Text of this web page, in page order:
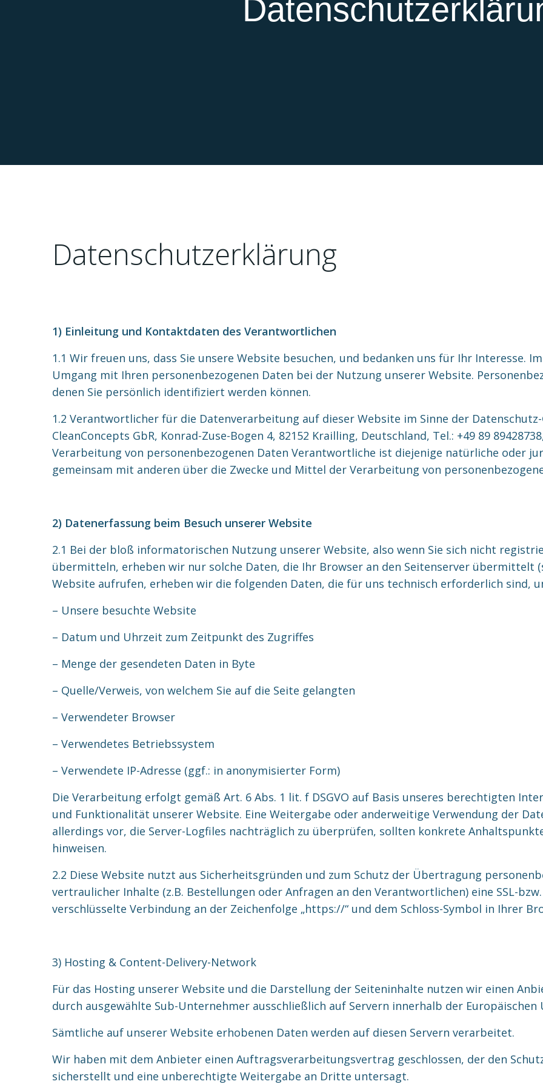
Datenschutzerklärung
1) Einleitung und Kontaktdaten des Verantwortlichen
1.1 Wir freuen uns, dass Sie unsere Website besuchen, und bedanken uns für Ihr Interesse.
Umgang mit Ihren personenbezogenen Daten bei der Nutzung unserer Website.
denen Sie persönlich identifiziert werden können.
1.2 Verantwortlicher für die Datenverarbeitung auf dieser Website im Sinne der
CleanConcepts GbR, Konrad-Zuse-Bogen 4, 82152 Krailling, Deutschland, Tel.: +49 89
Verarbeitung von personenbezogenen Daten Verantwortliche ist diejenige natürliche oder
gemeinsam mit anderen über die Zwecke und Mittel der Verarbeitung von
2) Datenerfassung beim Besuch unserer Website
2.1 Bei der bloß informatorischen Nutzung unserer Website, also wenn Sie sich nicht
übermitteln, erheben wir nur solche Daten, die Ihr Browser an den Seitenserver übermittelt
Website aufrufen, erheben wir die folgenden Daten, die für uns technisch erforderlich sind,
– Unsere besuchte Website
– Datum und Uhrzeit zum Zeitpunkt des Zugriffes
– Menge der gesendeten Daten in Byte
– Quelle/Verweis, von welchem Sie auf die Seite gelangten
– Verwendeter Browser
– Verwendetes Betriebssystem
– Verwendete IP-Adresse (ggf.: in anonymisierter Form)
Die Verarbeitung erfolgt gemäß Art. 6 Abs. 1 lit. f DSGVO auf Basis unseres berechtigten
und Funktionalität unserer Website. Eine Weitergabe oder anderweitige Verwendung der
allerdings vor, die Server-Logfiles nachträglich zu überprüfen, sollten konkrete
hinweisen.
2.2 Diese Website nutzt aus Sicherheitsgründen und zum Schutz der Übertragung
vertraulicher Inhalte (z.B. Bestellungen oder Anfragen an den Verantwortlichen) eine SSL-
verschlüsselte Verbindung an der Zeichenfolge „https://“ und dem Schloss-Symbol in Ihrer
3) Hosting & Content-Delivery-Network
Für das Hosting unserer Website und die Darstellung der Seiteninhalte nutzen wir einen
durch ausgewählte Sub-Unternehmer ausschließlich auf Servern innerhalb der
Sämtliche auf unserer Website erhobenen Daten werden auf diesen Servern verarbeitet.
Wir haben mit dem Anbieter einen Auftragsverarbeitungsvertrag geschlossen, der den
sicherstellt und eine unberechtigte Weitergabe an Dritte untersagt.